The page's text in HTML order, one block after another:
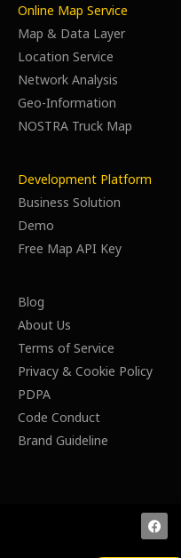
Online Map Service
Map & Data Layer
Location Service
Network Analysis
Geo-Information
NOSTRA Truck Map
Development Platform
Business Solution
Demo
Free Map API Key
Blog
About Us
Terms of Service
Privacy & Cookie Policy
PDPA
Code Conduct
Brand Guideline